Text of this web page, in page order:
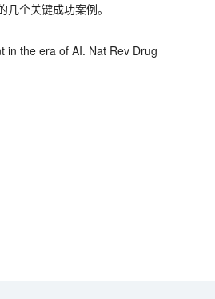
个关键成功案例。
in the era of AI. Nat Rev Drug